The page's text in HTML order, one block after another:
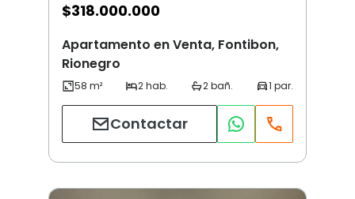
$318.000.000
Apartamento en Venta, Fontibon,
Rionegro
Contactar